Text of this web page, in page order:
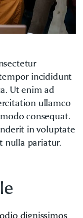
incididunt
Ut enim ad
ullamco
consequat.
in voluptate
nulla pariatur.
dignissimos